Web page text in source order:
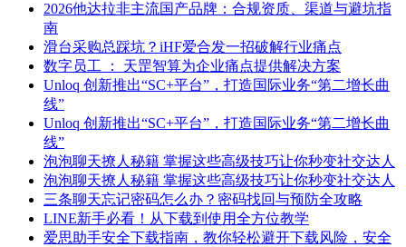
2026他达拉非主流国产品牌：合规资质、渠道与避坑指
南
滑台采购总踩坑？iHF爱合发一招破解行业痛点
数字员工 ： 天罡智算为企业痛点提供解决方案
Unloq 创新推出“SC+平台”，打造国际业务“第二增长曲
线”
Unloq 创新推出“SC+平台”，打造国际业务“第二增长曲
线”
泡泡聊天撩人秘籍 掌握这些高级技巧让你秒变社交达人
泡泡聊天撩人秘籍 掌握这些高级技巧让你秒变社交达人
三条聊天忘记密码怎么办？密码找回与预防全攻略
LINE新手必看！从下载到使用全方位教学
爱思助手安全下载指南，教你轻松避开下载风险，安全